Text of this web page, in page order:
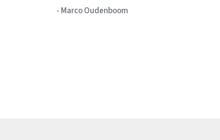
- Marco Oudenboom